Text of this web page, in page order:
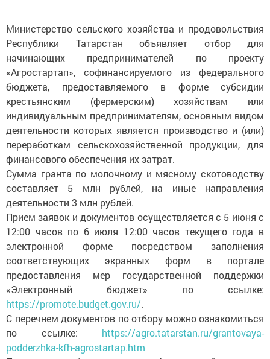
Министерство сельского хозяйства и продовольствия
Республики Татарстан объявляет отбор для
начинающих предпринимателей по проекту
«Агростартап», софинансируемого из федерального
бюджета, предоставляемого в форме субсидии
крестьянским (фермерским) хозяйствам или
индивидуальным предпринимателям, основным видом
деятельности которых является производство и (или)
переработкам сельскохозяйственной продукции, для
финансового обеспечения их затрат.
Сумма гранта по молочному и мясному скотоводству
составляет 5 млн рублей, на иные направления
деятельности 3 млн рублей.
Прием заявок и документов осуществляется с 5 июня с
12:00 часов по 6 июля 12:00 часов текущего года в
электронной форме посредством заполнения
соответствующих экранных форм в портале
предоставления мер государственной поддержки
«Электронный бюджет» по ссылке:
https://promote.budget.gov.ru/.
С перечнем документов по отбору можно ознакомиться
по ссылке: https://agro.tatarstan.ru/grantovaya-
podderzhka-kfh-agrostartap.htm